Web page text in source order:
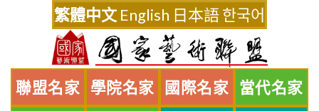
繁體中文 English 日本語한국어
聯盟名家 學院名家 國際名家 當代名家